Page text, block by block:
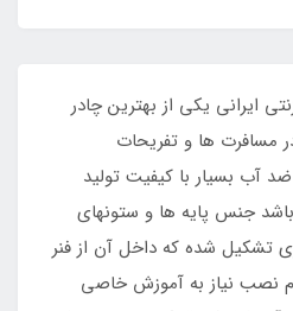
۱۰ نفره برزنتی ایرانی یکی از بهترین چادر
مسافرت ها و تفریحات
آب بسیار با کیفیت تولید
جنس پایه ها و ستونهای
تشکیل شده که داخل آن از فنر
نصب نیاز به آموزش خاصی